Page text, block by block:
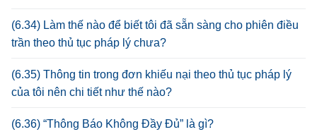
(6.34) Làm thế nào để biết tôi đã sẵn sàng cho phiên điều
trần theo thủ tục pháp lý chưa?
(6.35) Thông tin trong đơn khiếu nại theo thủ tục pháp lý
của tôi nên chi tiết như thế nào?
(6.36) “Thông Báo Không Đầy Đủ” là gì?